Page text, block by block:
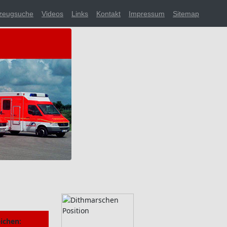
Videos Links Kontakt Impressum Sitemap